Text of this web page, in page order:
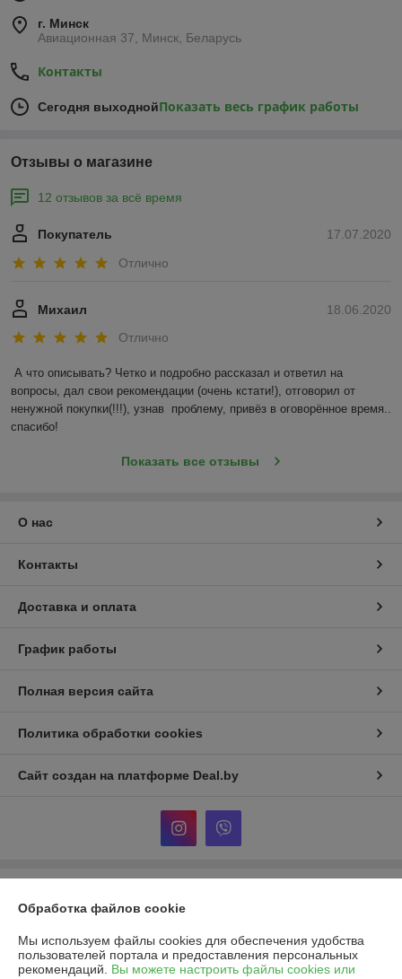
г. Минск
Авиационная 37, Минск, Беларусь
Контакты
Сегодня выходнойПоказать весь график работы
Отзывы о магазине
12 отзывов за всё время
17.07.2020
Покупатель
Отлично
18.06.2020
Михаил
Отлично
А что описывать? Четко и подробно рассказал и ответил на
вопросы, дал свои рекомендации (очень кстати!), отговорил от
ненужной покупки(!!!), узнав  проблему, привёз в оговорённое время..
спасибо!
Показать все отзывы
О нас
Контакты
Доставка и оплата
График работы
Полная версия сайта
Политика обработки cookies
Сайт создан на платформе Deal.by
Минская обл., Минский р-н, д. Копищи, Боровлянский с/с.,ул.
Авиационная, д.37, кв.5
Обработка файлов cookie
Мы используем файлы cookies для обеспечения удобства
пользователей портала и предоставления персональных
рекомендаций. Вы можете настроить файлы cookies или